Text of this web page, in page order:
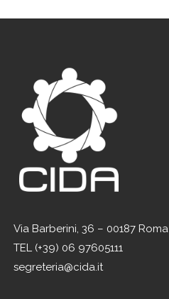
Via Barberini, 36 – 00187 Roma
TEL (+39) 06 97605111
segreteria@cida.it